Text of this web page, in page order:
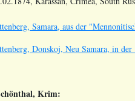
Samara, aus der
Donskoj, Neu Samara, in
Krim: